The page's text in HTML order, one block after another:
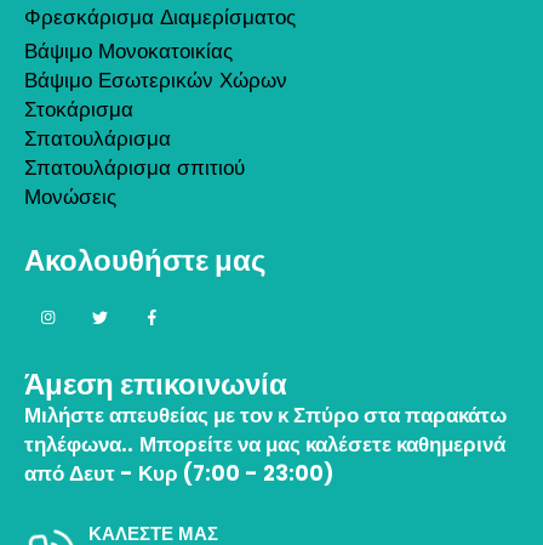
Φρεσκάρισμα Διαμερίσματος
Βάψιμο Μονοκατοικίας
Βάψιμο Εσωτερικών Χώρων
Στοκάρισμα
Σπατουλάρισμα
Σπατουλάρισμα σπιτιού
Μονώσεις
Ακολουθήστε μας
Άμεση επικοινωνία
Μιλήστε απευθείας με τον κ Σπύρο στα παρακάτω
τηλέφωνα.. Μπορείτε να μας καλέσετε καθημερινά
από Δευτ - Κυρ (7:00 - 23:00)
ΚΑΛΕΣΤΕ ΜΑΣ